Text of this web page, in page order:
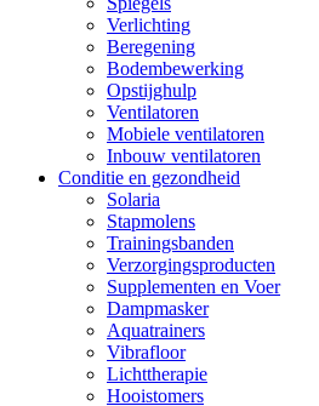
Verlichting
Beregening
Bodembewerking
Opstijghulp
Ventilatoren
Mobiele ventilatoren
Inbouw ventilatoren
Conditie en gezondheid
Solaria
Stapmolens
Trainingsbanden
Verzorgingsproducten
Supplementen en Voer
Dampmasker
Aquatrainers
Vibrafloor
Lichttherapie
Hooistomers